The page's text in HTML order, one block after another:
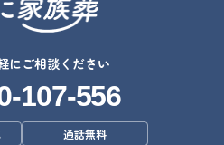
にご相談ください
107-556
通話無料